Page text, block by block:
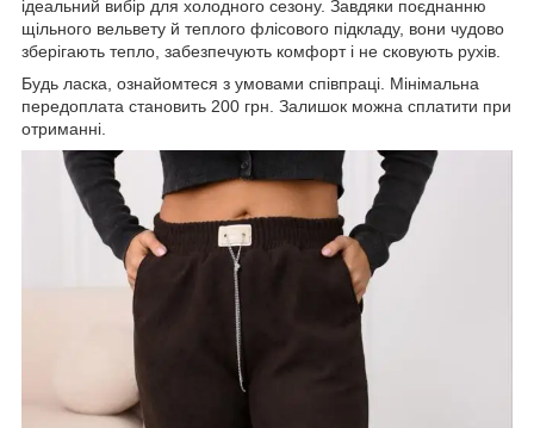
ідеальний вибір для холодного сезону. Завдяки поєднанню
щільного вельвету й теплого флісового підкладу, вони чудово
зберігають тепло, забезпечують комфорт і не сковують рухів.
Будь ласка, ознайомтеся з умовами співпраці. Мінімальна
передоплата становить 200 грн. Залишок можна сплатити при
отриманні.